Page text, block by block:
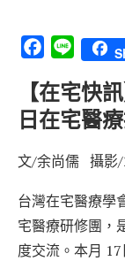
Facebook
Line
【在宅快
日在宅醫
文/余尚儒 攝影/
台灣在宅醫療學
宅醫療研修團，
度交流。本月